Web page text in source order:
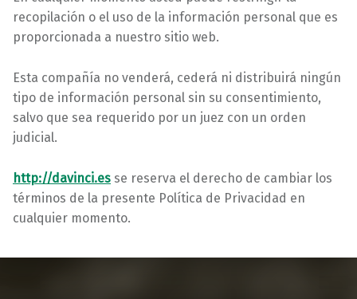
recopilación o el uso de la información personal que es
proporcionada a nuestro sitio web.
Esta compañía no venderá, cederá ni distribuirá ningún
tipo de información personal sin su consentimiento,
salvo que sea requerido por un juez con un orden
judicial.
http://davinci.es se reserva el derecho de cambiar los
términos de la presente Política de Privacidad en
cualquier momento.
Volver a la navegación principal